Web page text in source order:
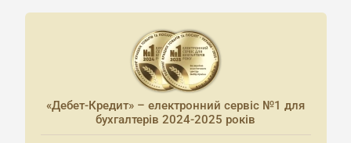
«Дебет-Кредит» – електронний сервіс №1 для
бухгалтерів 2024-2025 років